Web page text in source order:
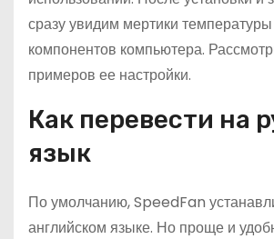
сразу увидим мертики
компонентов компьютера.
примеров ее настройки.
Как перевести на
язык
По умолчанию, SpeedFan
английском языке. Но проще и